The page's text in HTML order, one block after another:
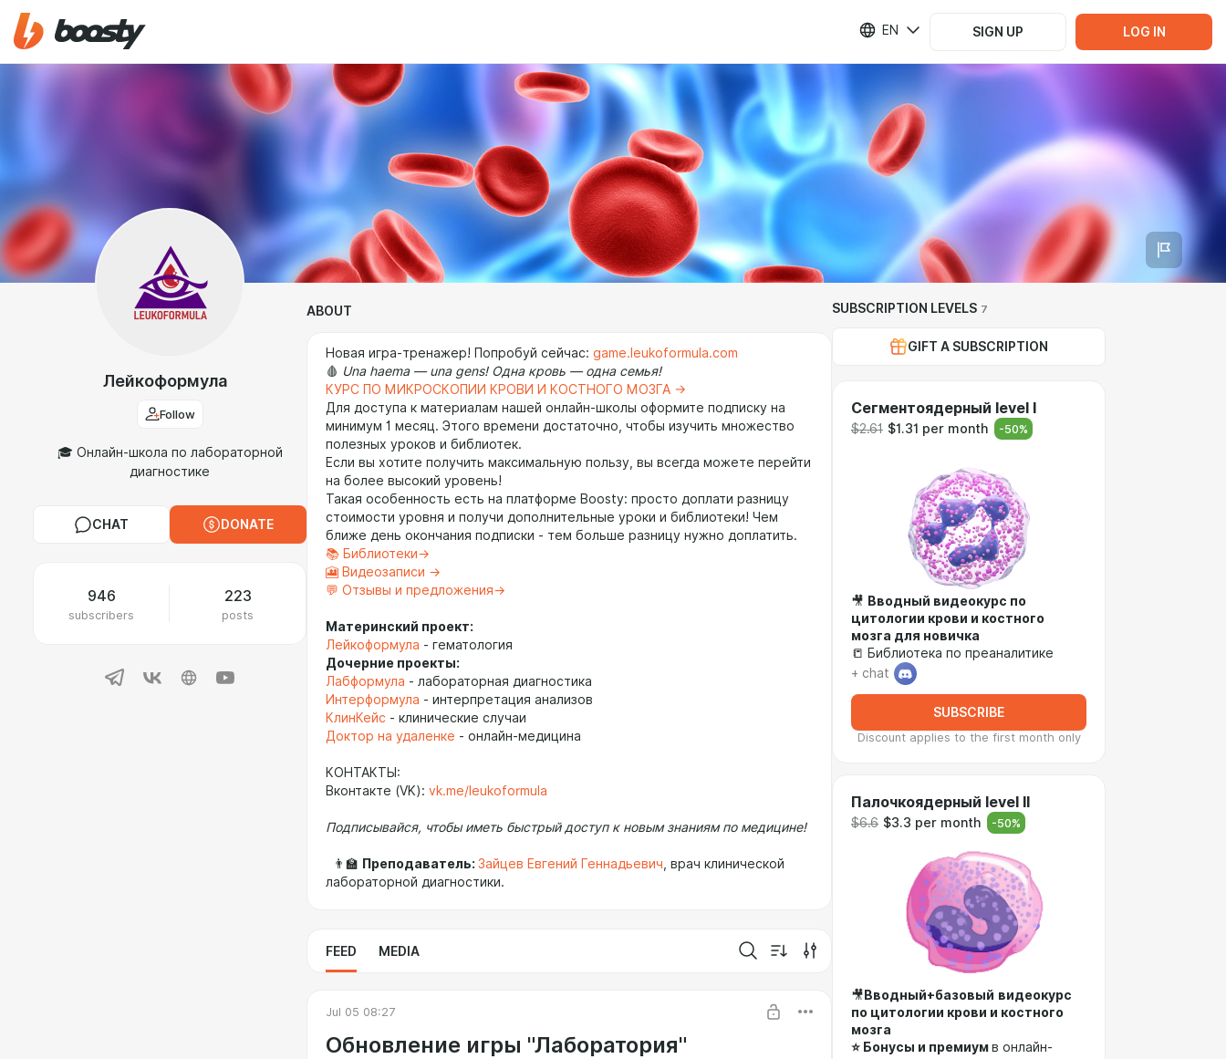
EN SIGN UP LOG IN
Лейкоформула
Follow
🎓 Онлайн-школа по лабораторной
диагностике
CHAT DONATE
946
subscribers
223
posts
ABOUT
Новая игра-тренажер! Попробуй сейчас: game.leukoformula.com
🩸 Una haema — una gens! Одна кровь — одна семья!
КУРС ПО МИКРОСКОПИИ КРОВИ И КОСТНОГО МОЗГА →
Для доступа к материалам нашей онлайн-школы оформите подписку на
минимум 1 месяц. Этого времени достаточно, чтобы изучить множество
полезных уроков и библиотек.
Если вы хотите получить максимальную пользу, вы всегда можете перейти
на более высокий уровень!
Такая особенность есть на платформе Boosty: просто доплати разницу
стоимости уровня и получи дополнительные уроки и библиотеки! Чем
ближе день окончания подписки - тем больше разницу нужно доплатить.
📚 Библиотеки→
🎦 Видеозаписи →
💬 Отзывы и предложения→
Материнский проект:
Лейкоформула - гематология
Дочерние проекты:
Лабформула - лабораторная диагностика
Интерформула - интерпретация анализов
КлинКейс - клинические случаи
Доктор на удаленке - онлайн-медицина
КОНТАКТЫ:
Вконтакте (VK): vk.me/leukoformula
Подписывайся, чтобы иметь быстрый доступ к новым знаниям по медицине!
👨‍🏫 Преподаватель: Зайцев Евгений Геннадьевич , врач клинической
лабораторной диагностики.
FEED MEDIA
Jul 05 08:27
Обновление игры "Лаборатория"
SUBSCRIPTION LEVELS 7
GIFT A SUBSCRIPTION
Сегментоядерный level I
$2.61 $1.31 per month -50%
🎥 Вводный видеокурс по
цитологии крови и костного
мозга для новичка
📒 Библиотека по преаналитике
+ chat
SUBSCRIBE
Discount applies to the first month only
Палочкоядерный level II
$6.6 $3.3 per month -50%
🎥 Вводный+базовый видеокурс
по цитологии крови и костного
мозга
⭐ Бонусы и премиумв онлайн-